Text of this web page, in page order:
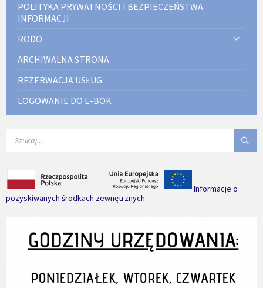
POLITYKA PRYWATNOŚCI I BEZPIECZEŃSTWA
INFORMACJI
RODO
ARCHIWALNA STRONA
REZERWACJA USŁUG
LOGOWANIE DO E-BOK
Informacje o
pozyskiwanych środkach zewnętrznych